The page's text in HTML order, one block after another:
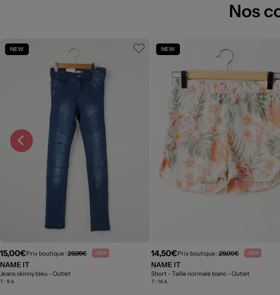
Nos
NEW
15,00€Prix boutique : 29,99€ -50%
NAME IT
Jeans skinny bleu - Outlet
T : 9 A
NEW
14,50€Prix boutique :29,00€ -50%
NAME IT
Short - Taille normale blanc - Outlet
T : 14 A